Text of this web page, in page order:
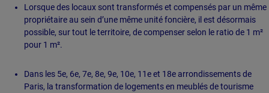
Lorsque des locaux sont transformés et compensés par un même
propriétaire au sein d’une même unité foncière, il est désormais
possible, sur tout le territoire, de compenser selon le ratio de 1 m²
pour 1 m².
Dans les 5e, 6e, 7e, 8e, 9e, 10e, 11e et 18e arrondissements de
Paris, la transformation de logements en meublés de tourisme